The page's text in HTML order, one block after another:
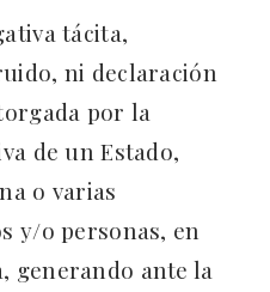
tácita,
ni declaración
por la
de un Estado,
o varias
y/o personas, en
generando ante la